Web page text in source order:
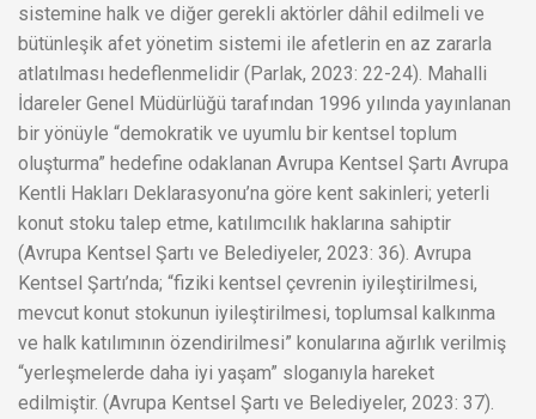
sistemine halk ve diğer gerekli aktörler dâhil edilmeli ve
bütünleşik afet yönetim sistemi ile afetlerin en az zararla
atlatılması hedeflenmelidir (Parlak, 2023: 22-24). Mahalli
İdareler Genel Müdürlüğü tarafından 1996 yılında yayınlanan
bir yönüyle “demokratik ve uyumlu bir kentsel toplum
oluşturma” hedefine odaklanan Avrupa Kentsel Şartı Avrupa
Kentli Hakları Deklarasyonu’na göre kent sakinleri; yeterli
konut stoku talep etme, katılımcılık haklarına sahiptir
(Avrupa Kentsel Şartı ve Belediyeler, 2023: 36). Avrupa
Kentsel Şartı’nda; “fiziki kentsel çevrenin iyileştirilmesi,
mevcut konut stokunun iyileştirilmesi, toplumsal kalkınma
ve halk katılımının özendirilmesi” konularına ağırlık verilmiş
“yerleşmelerde daha iyi yaşam” sloganıyla hareket
edilmiştir. (Avrupa Kentsel Şartı ve Belediyeler, 2023: 37).